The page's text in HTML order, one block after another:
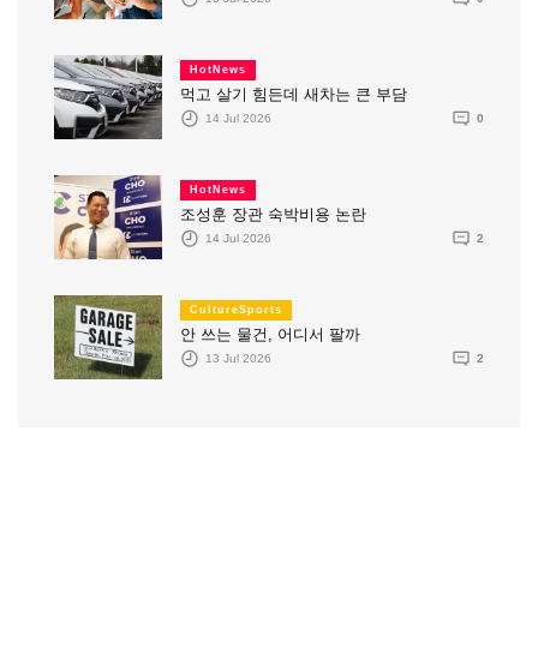
HotNews
먹고 살기 힘든데 새차는 큰 부담
14 Jul 2026 0
HotNews
조성훈 장관 숙박비용 논란
14 Jul 2026 2
CultureSports
안 쓰는 물건, 어디서 팔까
13 Jul 2026 2